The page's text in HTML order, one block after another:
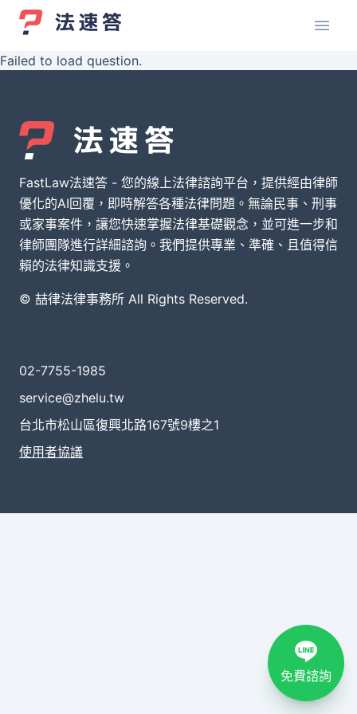
Failed to load question.
FastLaw法速答 - 您的線上法律諮詢平台，提供經由律師
優化的AI回覆，即時解答各種法律問題。無論民事、刑事
或家事案件，讓您快速掌握法律基礎觀念，並可進一步和
律師團隊進行詳細諮詢。我們提供專業、準確、且值得信
賴的法律知識支援。
© 喆律法律事務所 All Rights Reserved.
02-7755-1985
service@zhelu.tw
台北市松山區復興北路167號9樓之1
使用者協議
免費諮詢